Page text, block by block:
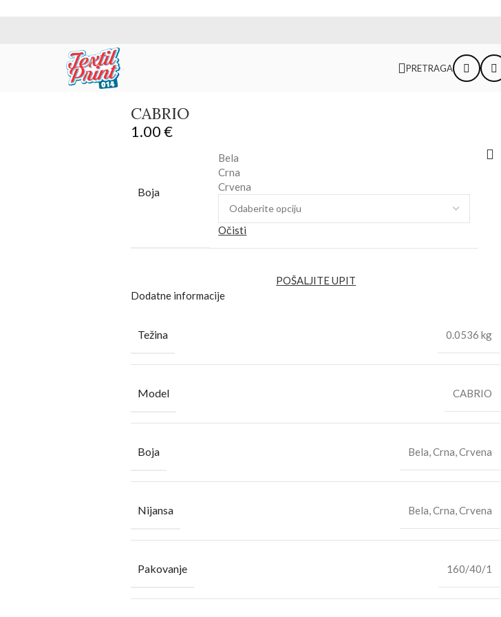
PRETRAGA
CABRIO
1.00€
Boja
Bela
Crna
Crvena
Očisti
POŠALJITE UPIT
Dodatne informacije
Težina 0.0536 kg
Model CABRIO
Boja Bela ,Crna ,Crvena
Nijansa Bela ,Crna ,Crvena
Pakovanje 160/40/1